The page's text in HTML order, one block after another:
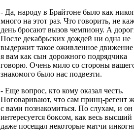
- Да, народу в Брайтоне было как
много на этот раз. Что говорить, не
день бросают вызов чемпиону. А
После декабрьских дождей ни одна не
выдержит такое оживленное движение
я вам как сын дорожного подрядчика
говорю. Очень мило со стороны
знакомого было нас подвезти.
- Еще вопрос, кто кому оказал честь.
Поговаривают, что сам принц-регент
с вами познакомиться. По слухам, и он
интересуется боксом, как весь высший
даже посещал некоторые матчи